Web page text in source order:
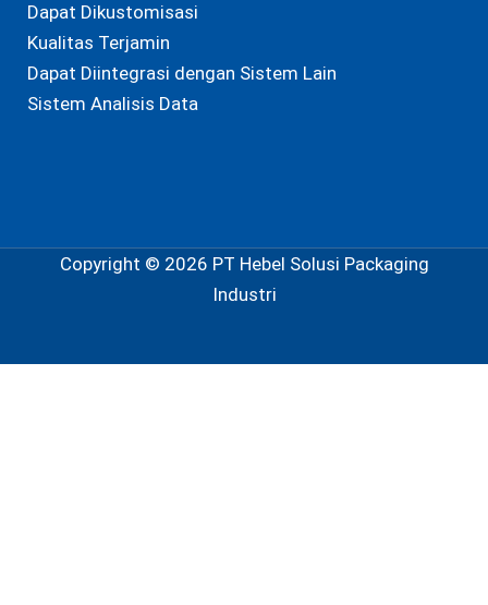
Dapat Dikustomisasi
Kualitas Terjamin
Dapat Diintegrasi dengan Sistem Lain
Sistem Analisis Data
Copyright © 2026 PT Hebel Solusi Packaging
Industri